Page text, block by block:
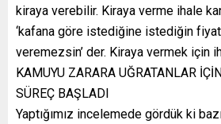
kiraya verebilir. Kiraya verme ihale
‘kafana göre istediğine istediğin
veremezsin’ der. Kiraya vermek için
KAMUYU ZARARA UĞRATANLAR
SÜREÇ BAŞLADI
Yaptığımız incelemede gördük ki